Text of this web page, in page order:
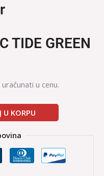
TIDE GREEN
u cenu.
U KORPU